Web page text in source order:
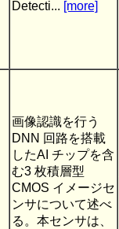
Detecti... [more]
画像認識を行う
DNN 回路を搭載
したAI チップを含
む3 枚積層型
CMOS イメージセ
ンサについて述べ
る。本センサは、